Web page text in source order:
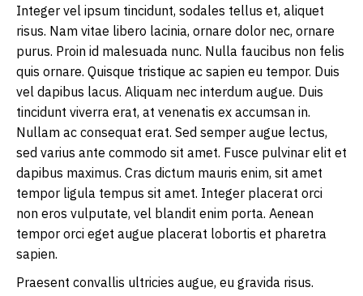
Integer vel ipsum tincidunt, sodales tellus et, aliquet
risus. Nam vitae libero lacinia, ornare dolor nec, ornare
purus. Proin id malesuada nunc. Nulla faucibus non felis
quis ornare. Quisque tristique ac sapien eu tempor. Duis
vel dapibus lacus. Aliquam nec interdum augue. Duis
tincidunt viverra erat, at venenatis ex accumsan in.
Nullam ac consequat erat. Sed semper augue lectus,
sed varius ante commodo sit amet. Fusce pulvinar elit et
dapibus maximus. Cras dictum mauris enim, sit amet
tempor ligula tempus sit amet. Integer placerat orci
non eros vulputate, vel blandit enim porta. Aenean
tempor orci eget augue placerat lobortis et pharetra
sapien.
Praesent convallis ultricies augue, eu gravida risus.